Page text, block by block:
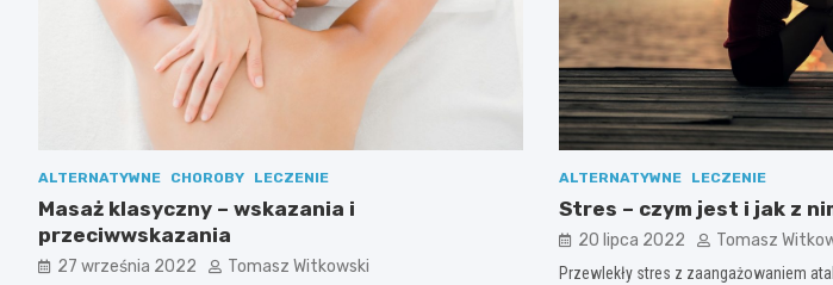
ALTERNATYWNE CHOROBY LECZENIE
Masaż klasyczny – wskazania i
przeciwwskazania
27 września 2022 Tomasz Witkowski
ALTERNATYWNE LECZENIE
Stres – czym jest i jak z
20 lipca 2022 Tomasz
Przewlekły stres z zaangażowaniem